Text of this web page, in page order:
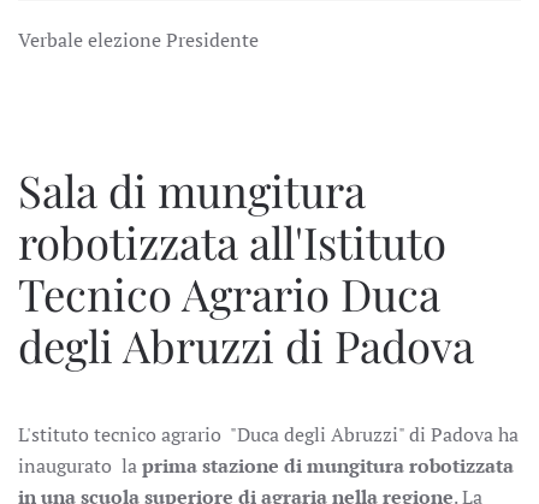
Verbale elezione Presidente
Sala di mungitura
robotizzata all'Istituto
Tecnico Agrario Duca
degli Abruzzi di Padova
L'stituto tecnico agrario "Duca degli Abruzzi" di Padova ha
inaugurato laprima stazione di mungitura robotizzata
in una scuola superiore di agraria nella regione. La